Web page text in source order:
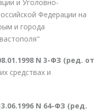
и Уголовно-
Федерации на
и города
N 3-ФЗ (ред. от
средствах и
N 64-ФЗ (ред.